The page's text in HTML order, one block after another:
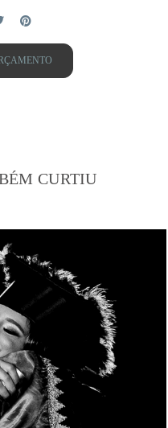
CURTIU